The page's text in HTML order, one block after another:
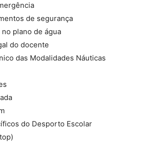
de segurança
plano de água
do docente
das Modalidades Náuticas
do Desporto Escolar